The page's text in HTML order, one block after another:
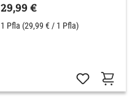
29,99 €
1 Pfla (29,99 € / 1 Pfla)